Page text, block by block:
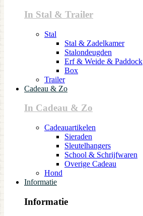
In Stal & Trailer
Stal
Stal & Zadelkamer
Stalondeugden
Erf & Weide & Paddock
Box
Trailer
Cadeau & Zo
In Cadeau & Zo
Cadeauartikelen
Sieraden
Sleutelhangers
School & Schrijfwaren
Overige Cadeau
Hond
Informatie
Informatie